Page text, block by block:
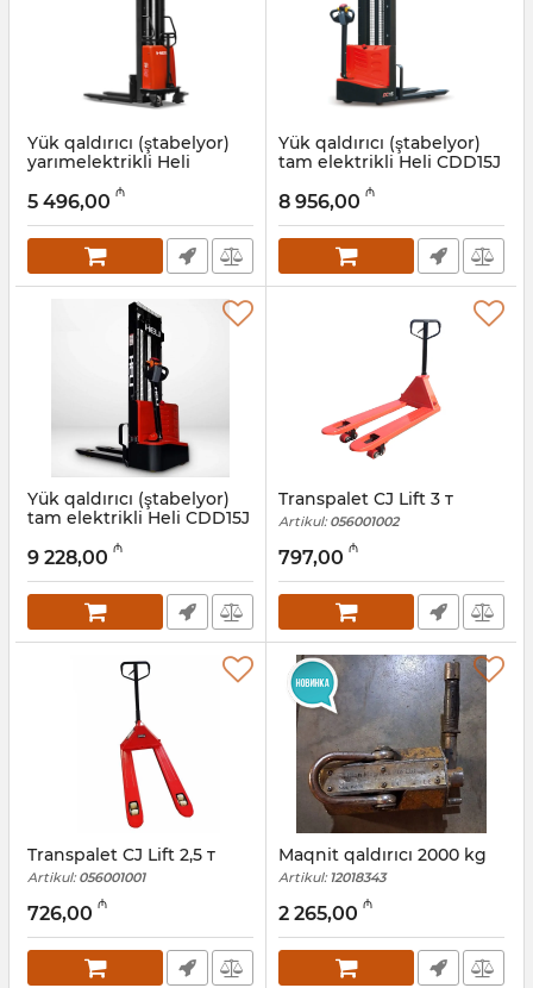
Yük qaldırıcı (ştabelyor)
yarımelektrikli Heli
Artikul: 056001005
5 496,00 ₼
Yük qaldırıcı (ştabelyor)
tam elektrikli Heli CDD15J
Artikul: 056001004
8 956,00 ₼
Yük qaldırıcı (ştabelyor)
tam elektrikli Heli CDD15J
Artikul: 056001003
9 228,00 ₼
Transpalet CJ Lift 3 т
Artikul: 056001002
797,00 ₼
Transpalet CJ Lift 2,5 т
Artikul: 056001001
726,00 ₼
Maqnit qaldırıcı 2000 kg
Artikul: 12018343
2 265,00 ₼